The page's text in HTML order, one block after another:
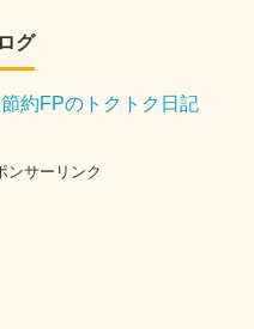
グ
約FPのトクトク日記
ンサーリンク